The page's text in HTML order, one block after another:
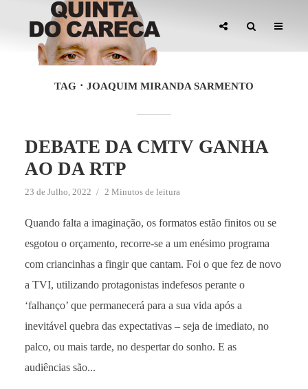
TAG JOAQUIM MIRANDA SARMENTO
DEBATE DA CMTV GANHA
AO DA RTP
23 de Julho, 2022 2 Minutos de leitura
Quando falta a imaginação, os formatos estão finitos ou se
esgotou o orçamento, recorre-se a um enésimo programa
com criancinhas a fingir que cantam. Foi o que fez de novo
a TVI, utilizando protagonistas indefesos perante o
‘falhanço’ que permanecerá para a sua vida após a
inevitável quebra das expectativas – seja de imediato, no
palco, ou mais tarde, no despertar do sonho. E as
audiências são...